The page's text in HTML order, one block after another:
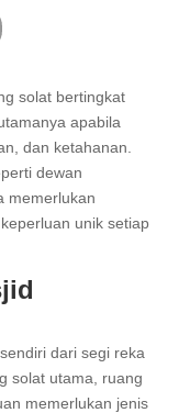
Copy Link
solat bertingkat
apabila
dan ketahanan.
dewan
memerlukan
unik setiap
dari segi reka
solat utama, ruang
memerlukan jenis